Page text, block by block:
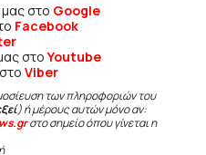
μας στο Google
Facebook
στοYoutube
Viber
των πληροφοριών του
) ή μέρους αυτών μόνο αν:
στο σημείο όπου γίνεται η